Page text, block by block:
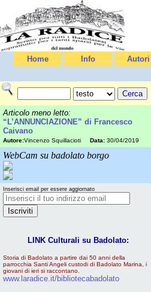
Home Info Autori
Articolo meno letto:
“L’ANNUNCIAZIONE” di Francesco
Caivano
Autore:Vincenzo Squillacioti Data: 30/04/2019
WebCam su badolato borgo
Inserisci email per essere aggiornato
LINK Culturali su Badolato:
Storia di Badolato a partire dai 50 anni della
parrocchia Santi Angeli custodi di Badolato Marina, i
giovani di ieri si raccontano.
www.laradice.it/bibliotecabadolato